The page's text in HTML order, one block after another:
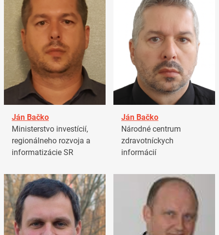
Ján Bačko
Ministerstvo investícií,
regionálneho rozvoja a
informatizácie SR
Ján Bačko
Národné centrum
zdravotníckych
informácií